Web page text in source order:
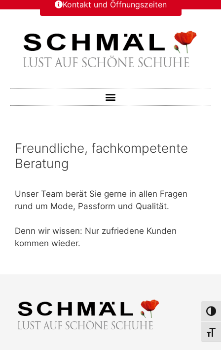
Kontakt und Öffnungszeiten
Freundliche, fachkompetente
Beratung
Unser Team berät Sie gerne in allen Fragen
rund um Mode, Passform und Qualität.
Denn wir wissen: Nur zufriedene Kunden
kommen wieder.